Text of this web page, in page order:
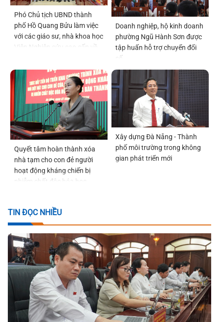
Phó Chủ tịch UBND thành
phố Hồ Quang Bửu làm việc
với các giáo sư, nhà khoa học
Viện Nghiên cứu cao cấp về
Doanh nghiệp, hộ kinh doanh
phường Ngũ Hành Sơn được
tập huấn hỗ trợ chuyển đổi
số
Quyết tâm hoàn thành xóa
nhà tạm cho con đẻ người
hoạt động kháng chiến bị
nhiễm chất độc hóa học
Xây dựng Đà Nẵng - Thành
phố môi trường trong không
gian phát triển mới
TIN ĐỌC NHIỀU